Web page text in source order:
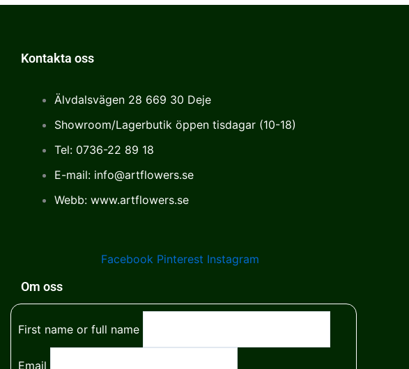
Kontakta oss
Älvdalsvägen 28 669 30 Deje
Showroom/Lagerbutik öppen tisdagar (10-18)
Tel: 0736-22 89 18
E-mail: info@artflowers.se
Webb: www.artflowers.se
Facebook Pinterest Instagram
Om oss
First name or full name
Email